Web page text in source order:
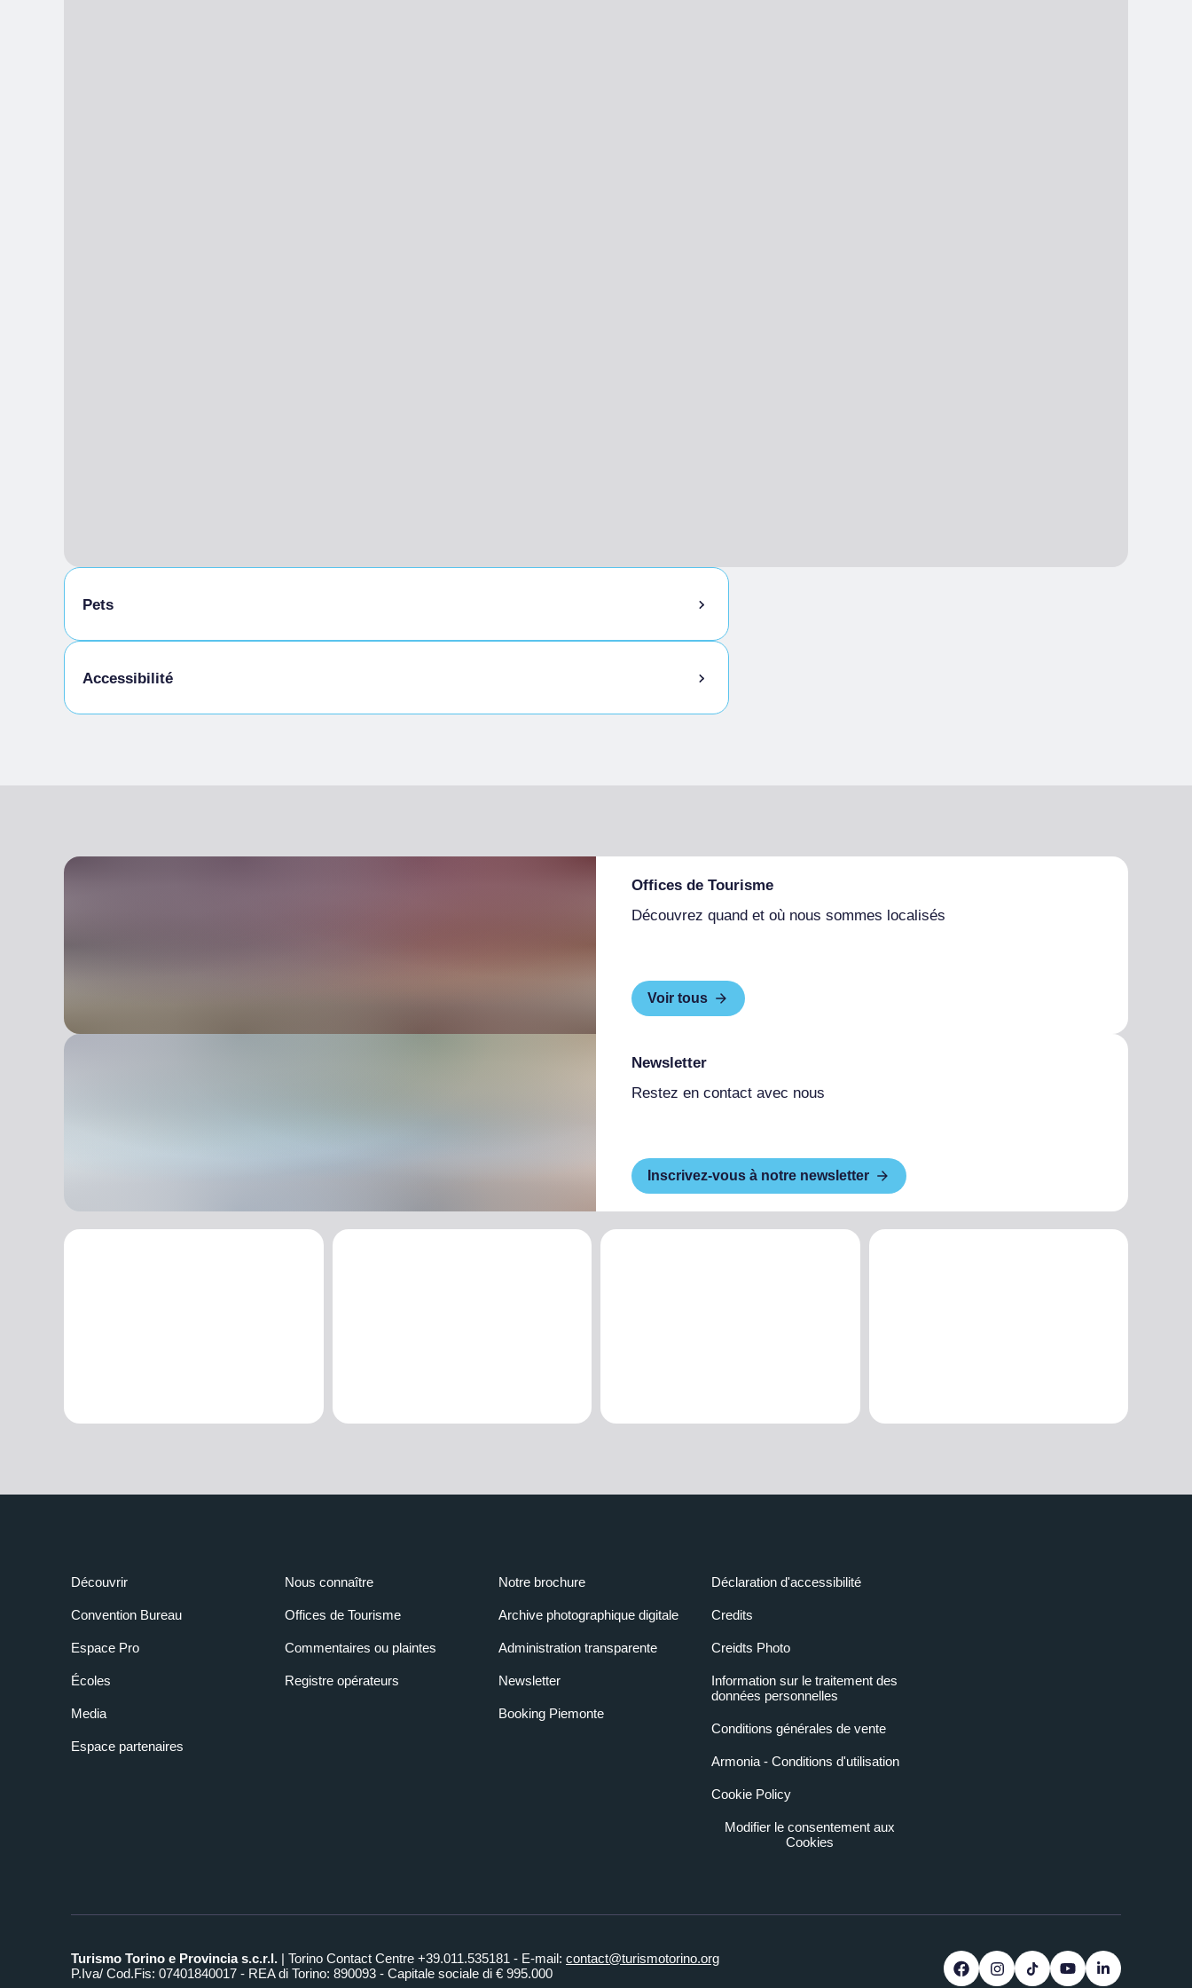
Pets
Animaux autorisés en laisse
Accessibilité
Offices de Tourisme
Découvrez quand et où nous sommes localisés
Voir tous
Newsletter
Restez en contact avec nous
Inscrivez-vous à notre newsletter
Découvrir
Convention Bureau
Espace Pro
Écoles
Media
Espace partenaires
Nous connaître
Offices de Tourisme
Commentaires ou plaintes
Registre opérateurs
Notre brochure
Archive photographique digitale
Administration transparente
Newsletter
Booking Piemonte
Déclaration d'accessibilité
Credits
Creidts Photo
Information sur le traitement des
données personnelles
Conditions générales de vente
Armonia - Conditions d'utilisation
Cookie Policy
Modifier le consentement aux
Cookies
Turismo Torino e Provincia s.c.r.l. | Torino Contact Centre +39.011.535181 - E-mail: contact@turismotorino.org
P.Iva/ Cod.Fis: 07401840017 - REA di Torino: 890093 - Capitale sociale di € 995.000